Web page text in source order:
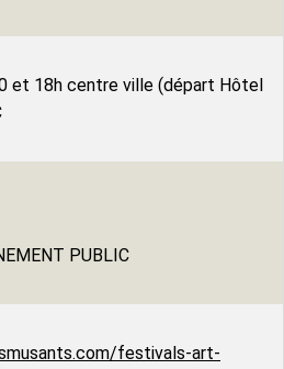
et 18h centre ville (départ Hôtel
PUBLIC
festivals-art-